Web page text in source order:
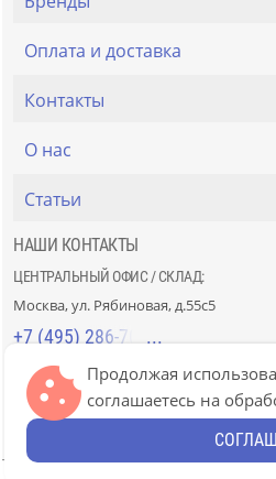
Оплата и доставка
Контакты
О нас
Статьи
НАШИ КОНТАКТЫ
ЦЕНТРАЛЬНЫЙ ОФИС / СКЛАД:
Москва, ул. Рябиновая, д.55с5
+7 (495) 286-70-40
СТРОЙРЫНОК «СЛАВЯНСКИЙ МИР»:
Москва, 41км МКАД, пав. Г-14/7-8 и Д-
+7 (499) 226-74-18
Продолжая
соглашаетесь на